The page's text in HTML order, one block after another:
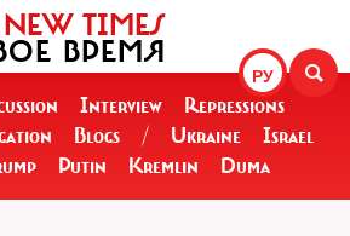
РУ
TIMES
ВРЕМЯ
Interview
Repressions
Blogs / Ukraine
Israel
Putin Kremlin Duma